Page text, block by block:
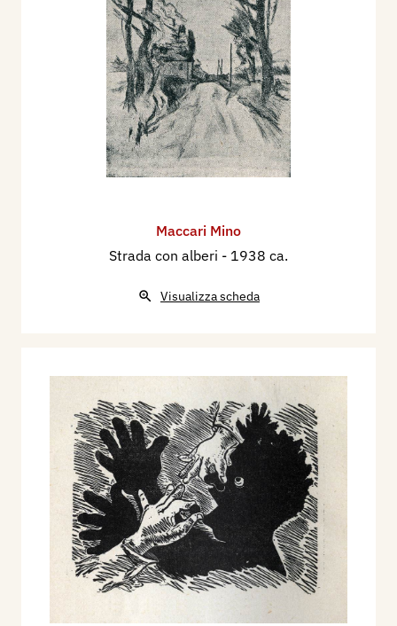
Maccari Mino
Strada con alberi - 1938 ca.
Visualizza scheda